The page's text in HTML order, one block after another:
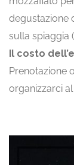
degustazione
sulla spiaggia
Il costo
Prenotazione
organizzarci